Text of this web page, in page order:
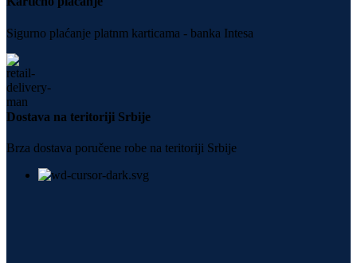
Sigurno plaćanje platnm karticama - banka Intesa
Dostava na teritoriji Srbije
Brza dostava poručene robe na teritoriji Srbije